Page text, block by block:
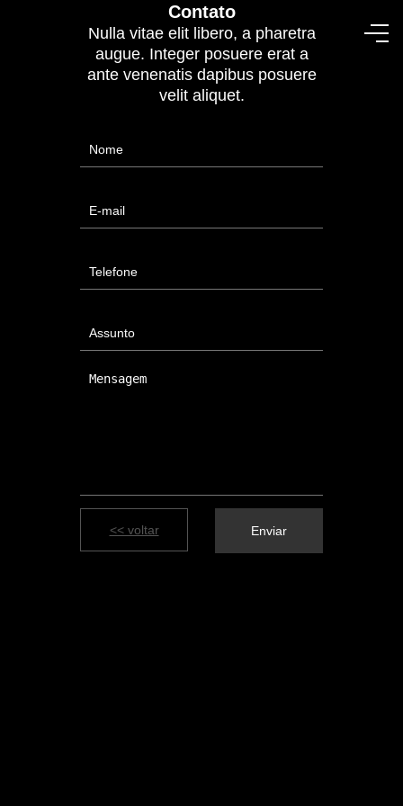
Contato
Nulla vitae elit libero, a pharetra
augue. Integer posuere erat a
ante venenatis dapibus posuere
velit aliquet.
<< voltar